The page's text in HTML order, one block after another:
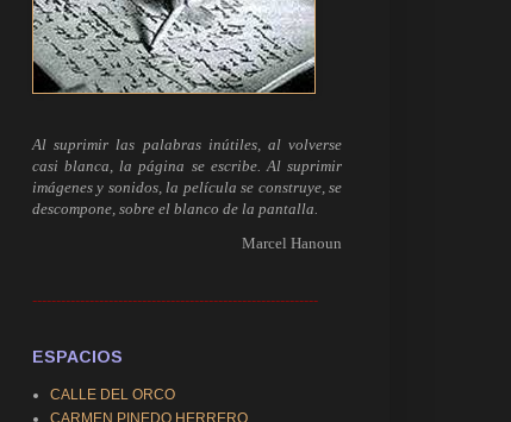
Al suprimir las palabras inútiles, al volverse
casi blanca, la página se escribe. Al suprimir
imágenes y sonidos, la película se construye, se
descompone, sobre el blanco de la pantalla.
Marcel Hanoun
------------------------------------------------------------
ESPACIOS
CALLE DEL ORCO
CARMEN PINEDO HERRERO